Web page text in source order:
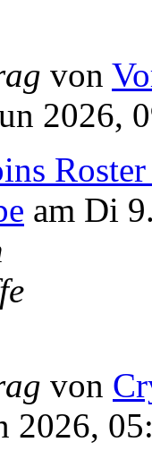
von
2026,
am Di
von
2026,